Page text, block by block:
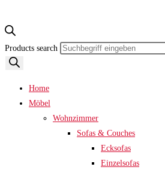
Products search
Home
Möbel
Wohnzimmer
Sofas & Couches
Ecksofas
Einzelsofas